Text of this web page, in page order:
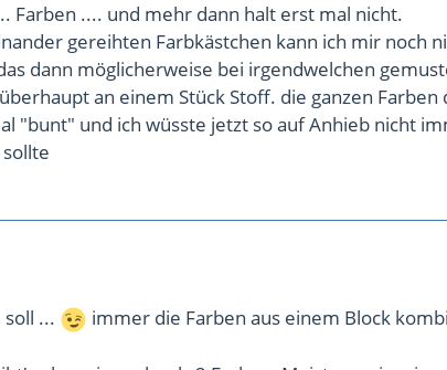
Farben .... und mehr dann halt erst mal nicht.
gereihten Farbkästchen kann ich mir noch
dann möglicherweise bei irgendwelchen
an einem Stück Stoff. die ganzen Farben
"bunt" und ich wüsste jetzt so auf Anhieb nicht
soll ...
immer die Farben aus einem Block